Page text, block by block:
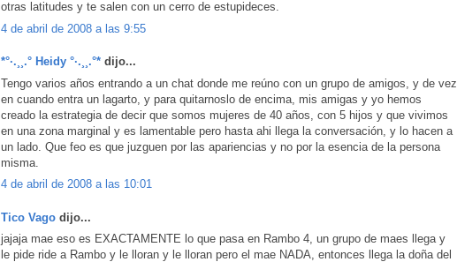
otras latitudes y te salen con un cerro de estupideces.
4 de abril de 2008 a las 9:55
*°·.¸¸.° Heidy °·.¸¸.°* dijo...
Tengo varios años entrando a un chat donde me reúno con un grupo de amigos, y de vez
en cuando entra un lagarto, y para quitarnoslo de encima, mis amigas y yo hemos
creado la estrategia de decir que somos mujeres de 40 años, con 5 hijos y que vivimos
en una zona marginal y es lamentable pero hasta ahi llega la conversación, y lo hacen a
un lado. Que feo es que juzguen por las apariencias y no por la esencia de la persona
misma.
4 de abril de 2008 a las 10:01
Tico Vago dijo...
jajaja mae eso es EXACTAMENTE lo que pasa en Rambo 4, un grupo de maes llega y
le pide ride a Rambo y le lloran y le lloran pero el mae NADA, entonces llega la doña del